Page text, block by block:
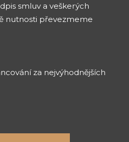
smluv a veškerých
nutnosti převezmeme
za nejvýhodnějších